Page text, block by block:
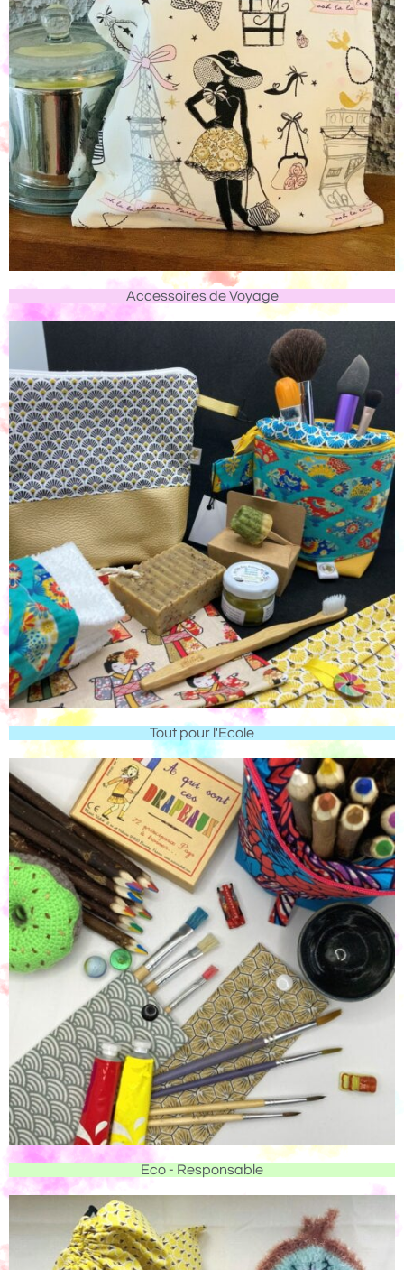
Accessoires de Voyage
Tout pour l'Ecole
Eco - Responsable